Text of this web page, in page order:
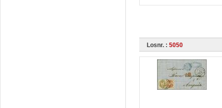
Losnr. : 5050